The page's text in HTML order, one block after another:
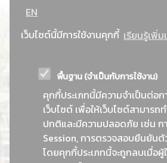
EN
เว็บไซต์นี้มีการใช้งานคุกกี้ เรียนรู้เพิ่ม
พื้นฐาน (จำเป็นกับการใช้งาน)
คุกกี้ประเภทนี้มีความจำเป็นต่อก
เว็บไซต์ เพื่อให้เว็บไซต์สามารถ
ปกติและมีความปลอดภัย เช่น ก
Session, การตรวจสอบยืนยันตั
โดยคุกกี้ประเภทนี้จะถูกลบเมื่อผู้
ที่อยู่ : 184 ถนนพระราม
กรุงเทพมหานคร
ประเทศไทย Call
การยาสูบแห่งประเทศไท
อ.อุทัย จ.พระนครศรีอ